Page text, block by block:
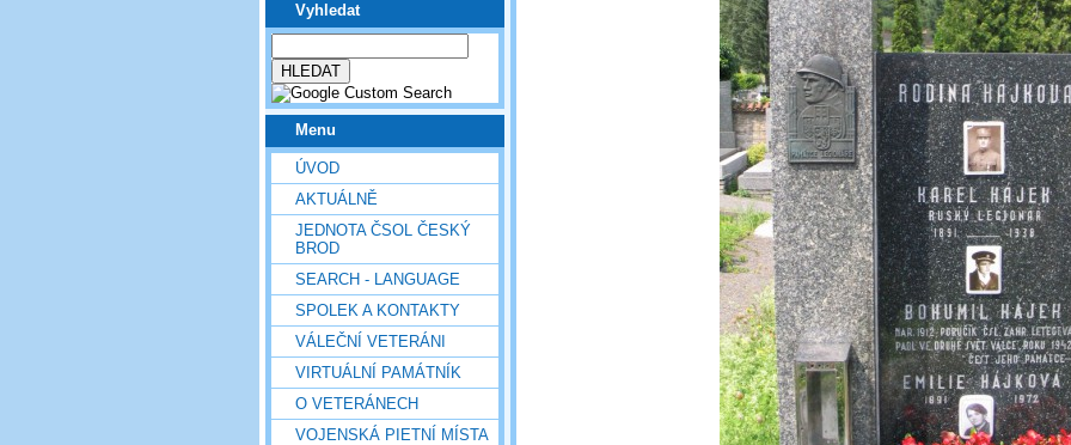
Vyhledat
Menu
ÚVOD
AKTUÁLNĚ
JEDNOTA ČSOL ČESKÝ
BROD
SEARCH - LANGUAGE
SPOLEK A KONTAKTY
VÁLEČNÍ VETERÁNI
VIRTUÁLNÍ PAMÁTNÍK
O VETERÁNECH
VOJENSKÁ PIETNÍ MÍSTA